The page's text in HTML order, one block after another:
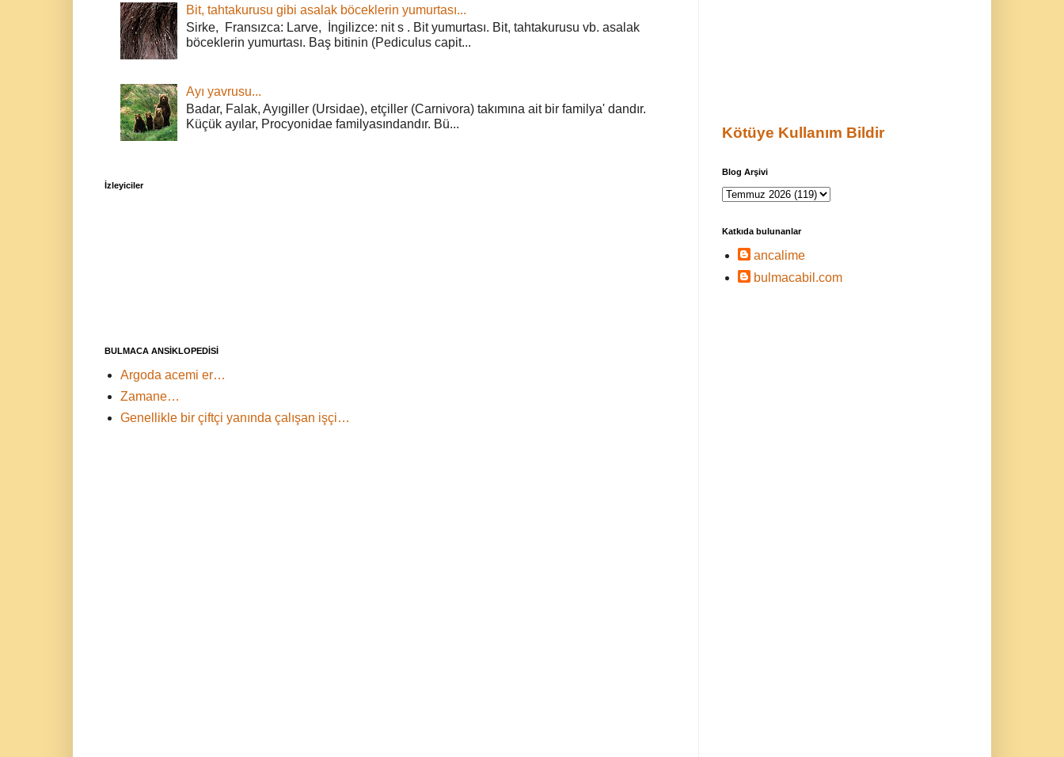
Bit, tahtakurusu gibi asalak böceklerin yumurtası...
Sirke, Fransızca: Larve, İngilizce: nit s . Bit yumurtası. Bit, tahtakurusu vb. asalak
böceklerin yumurtası. Baş bitinin (Pediculus capit...
Ayı yavrusu...
Badar, Falak, Ayıgiller (Ursidae), etçiller (Carnivora) takımına ait bir familya' dandır.
Küçük ayılar, Procyonidae familyasındandır. Bü...
İzleyiciler
BULMACA ANSİKLOPEDİSİ
Argoda acemi er…
Zamane…
Genellikle bir çiftçi yanında çalışan işçi…
Kötüye Kullanım Bildir
Blog Arşivi
Katkıda bulunanlar
ancalime
bulmacabil.com